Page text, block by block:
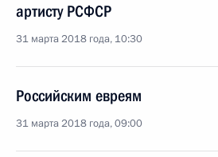
артисту РСФСР
31 марта 2018 года, 10:30
Российским евреям
31 марта 2018 года, 09:00